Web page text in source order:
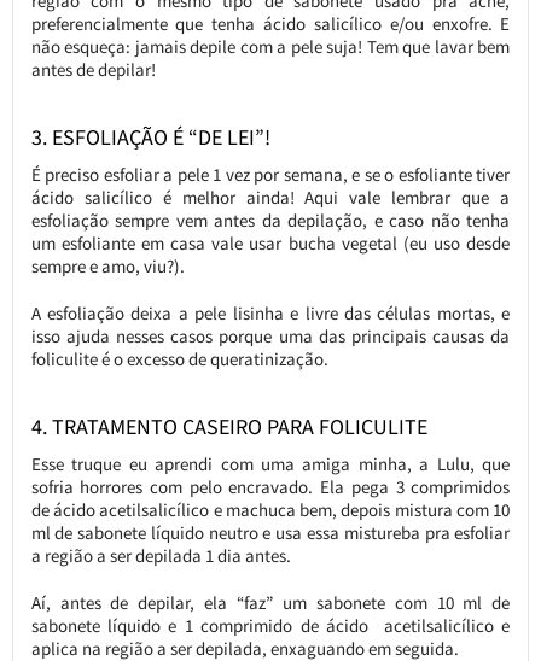
preferencialmente que tenha ácido salicílico e/ou enxofre. E
não esqueça: jamais depile com a pele suja! Tem que lavar bem
antes de depilar!
3. ESFOLIAÇÃO É “DE LEI”!
É preciso esfoliar a pele 1 vez por semana, e se o esfoliante tiver
ácido salicílico é melhor ainda! Aqui vale lembrar que a
esfoliação sempre vem antes da depilação, e caso não tenha
um esfoliante em casa vale usar bucha vegetal (eu uso desde
sempre e amo, viu?).
A esfoliação deixa a pele lisinha e livre das células mortas, e
isso ajuda nesses casos porque uma das principais causas da
foliculite é o excesso de queratinização.
4. TRATAMENTO CASEIRO PARA FOLICULITE
Esse truque eu aprendi com uma amiga minha, a Lulu, que
sofria horrores com pelo encravado. Ela pega 3 comprimidos
de ácido acetilsalicílico e machuca bem, depois mistura com 10
ml de sabonete líquido neutro e usa essa mistureba pra esfoliar
a região a ser depilada 1 dia antes.
Aí, antes de depilar, ela “faz” um sabonete com 10 ml de
sabonete líquido e 1 comprimido de ácido acetilsalicílico e
aplica na região a ser depilada, enxaguando em seguida.